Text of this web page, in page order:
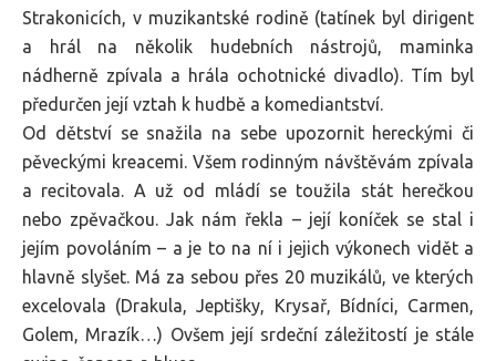
Strakonicích, v muzikantské rodině (tatínek byl dirigent
a hrál na několik hudebních nástrojů, maminka
nádherně zpívala a hrála ochotnické divadlo). Tím byl
předurčen její vztah k hudbě a komediantství.
Od dětství se snažila na sebe upozornit hereckými či
pěveckými kreacemi. Všem rodinným návštěvám zpívala
a recitovala. A už od mládí se toužila stát herečkou
nebo zpěvačkou. Jak nám řekla – její koníček se stal i
jejím povoláním – a je to na ní i jejich výkonech vidět a
hlavně slyšet. Má za sebou přes 20 muzikálů, ve kterých
excelovala (Drakula, Jeptišky, Krysař, Bídníci, Carmen,
Golem, Mrazík…) Ovšem její srdeční záležitostí je stále